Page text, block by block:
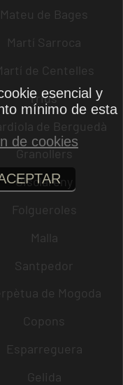
Mateu de Bages
Martí Sarroca
de Centelles
rrius
de Berguedà
Granollers
Gisclareny
Folgueroles
Malla
Santpedor
de Mogoda
Copons
Esparreguera
Gelida
esencial y
mínimo de esta
de cookies